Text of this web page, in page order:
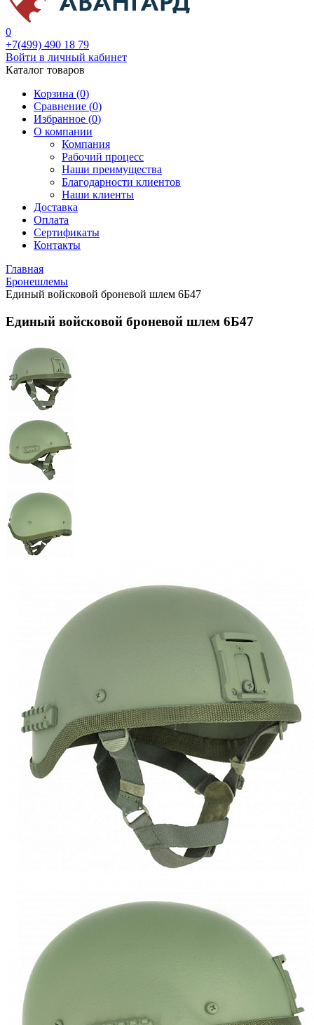
0
+7(499) 490 18 79
Войти в личный кабинет
Каталог товаров
Корзина (0)
Сравнение (0)
Избранное (0)
О компании
Компания
Рабочий процесс
Наши преимущества
Благодарности клиентов
Наши клиенты
Доставка
Оплата
Сертификаты
Контакты
Главная
Бронешлемы
Единый войсковой броневой шлем 6Б47
Единый войсковой броневой шлем 6Б47